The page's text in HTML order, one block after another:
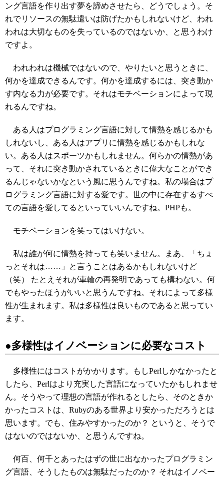
ング言語を作り出す夢を諦めさせたら、どうでしょう。そ
れでリソースの無駄遣いは防げたかもしれないけど、われ
われは大切なものを失っているのではないか、と思うわけ
ですよ。
われわれは機械ではないので、やりたいと思うときに、
何かを達成できるんです。何かを達成するには、突き動か
す内なる力が必要です。それはモチベーションによって現
れるんですね。
ある人はプログラミング言語に対して情熱を感じるかも
しれないし、ある人はアプリに情熱を感じるかもしれな
い。ある人はスポーツかもしれません。何らかの情熱があ
って、それに突き動かされているときに偉大なことができ
るんじゃないかなという風に思うんですね。私の場合はプ
ログラミング言語に対する愛です。世の中に存在するすべ
ての言語を愛してるといっていいんですね。PHPも。
モチベーションを笑ってはいけない。
私は誰が何に情熱を持っても笑いません。まあ、「ちょ
っとそれは……」と言うことはあるかもしれないけど
（笑） たとえそれが車輪の再発明であっても構わない。何
でもやったほうがいいと思うんですね。それによって多様
性が生まれます。私は多様性は良いものであると思ってい
ます。
●多様性はイノベーションに必要なコスト
多様性にはコストがかかります。もしPerlしかなかったと
したら、Perlはより充実した言語になっていたかもしれませ
ん。そうやって理想の言語が作れるとしたら、そのときか
かったコストは、Rubyのある世界より安かっただろうとは
思います。でも、住みやすかったのか？ というと、そうで
はないのではないか、と思うんですね。
何百、何千とあったはずの世に出なかったプログラミン
グ言語、そうしたものは無駄だったのか？ それはイノベー